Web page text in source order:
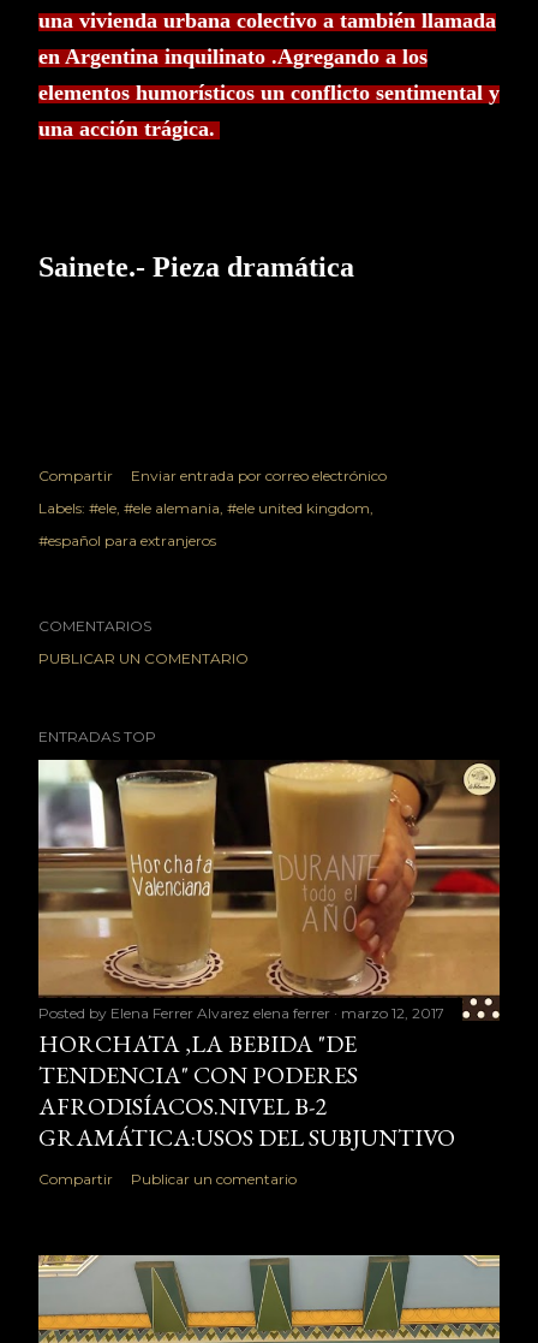
una vivienda urbana colectivo a también llamada
en Argentina inquilinato .Agregando a los
elementos humorísticos un conflicto sentimental y
una acción trágica.
Sainete.- Pieza dramática
Compartir
Enviar entrada por correo electrónico
Labels: #ele #ele alemania #ele united kingdom
#español para extranjeros
COMENTARIOS
PUBLICAR UN COMENTARIO
ENTRADAS TOP
Posted by Elena Ferrer Alvarez elena ferrer marzo 12, 2017
HORCHATA ,LA BEBIDA "DE
TENDENCIA" CON PODERES
AFRODISÍACOS.NIVEL B-2
GRAMÁTICA:USOS DEL SUBJUNTIVO
Compartir Publicar un comentario